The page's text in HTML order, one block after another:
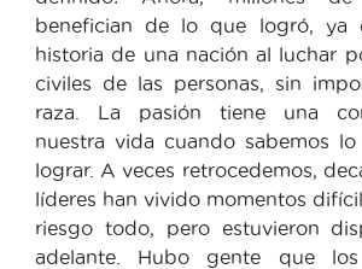
benefician de lo que logró, ya
historia de una nación al luchar
civiles de las personas, sin
raza. La pasión tiene una
nuestra vida cuando sabemos
lograr. A veces retrocedemos,
líderes han vivido momentos
riesgo todo, pero estuvieron
adelante. Hubo gente que